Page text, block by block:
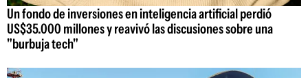
Un fondo de inversiones en inteligencia artificial perdió
US$35.000 millones y reavivó las discusiones sobre una
"burbuja tech"